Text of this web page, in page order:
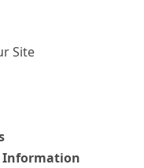
Site
Information